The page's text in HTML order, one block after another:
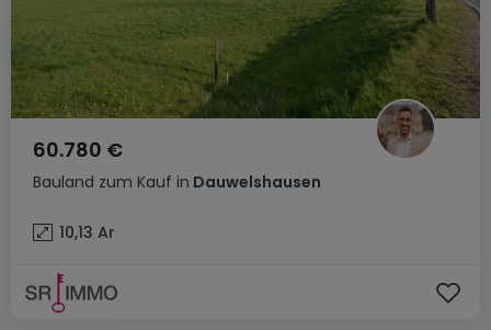
Bauland zum Kauf in Dauwelshausen
60.780 €
10,13 Ar